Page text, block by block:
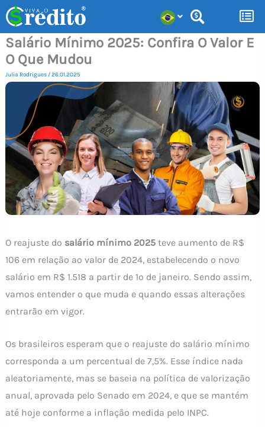
para
conteúdo
Salário Mínimo 2025: Confira O Valor E
O Que Mudou
Julia Rodrigues /26.01.2025
O reajuste do salário mínimo 2025 teve aumento de R$
106 em relação ao valor de 2024, estabelecendo o novo
salário em R$ 1.518 a partir de 1º de janeiro. Sendo assim,
vamos entender o que muda e quando essas alterações
entrarão em vigor.
Os brasileiros esperam que o reajuste do salário mínimo
corresponda a um percentual de 7,5%. Esse índice nada
aleatoriamente, mas se baseia na política de valorização
anual, aprovada pelo Senado em 2024, e que se mantém
até hoje conforme a inflação medida pelo INPC.